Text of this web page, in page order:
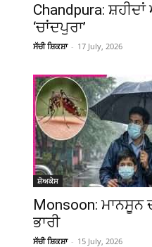
Chandpura:
‘ਚਾਂਦਪੁਰਾ’
ਸੱਚੀ ਸ਼ਿਕਸ਼ਾ - 17 July, 2026
ਸ਼ੋਅਕੇਸ
Monsoon: ਮਾਨਸੂਨ
ਭਾਰੀ
ਸੱਚੀ ਸ਼ਿਕਸ਼ਾ - 15 July, 2026